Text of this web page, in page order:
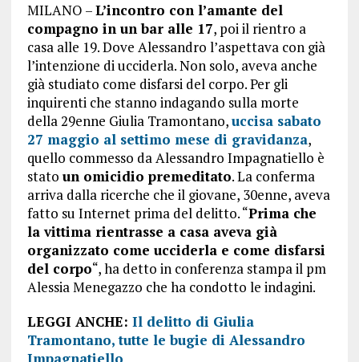
MILANO –L’incontro con l’amante del
compagno in un bar alle 17, poi il rientro a
casa alle 19. Dove Alessandro l’aspettava con già
l’intenzione di ucciderla. Non solo, aveva anche
già studiato come disfarsi del corpo. Per gli
inquirenti che stanno indagando sulla morte
della 29enne Giulia Tramontano,uccisa sabato
27 maggio al settimo mese di gravidanza,
quello commesso da Alessandro Impagnatiello è
stato un omicidio premeditato. La conferma
arriva dalla ricerche che il giovane, 30enne, aveva
fatto su Internet prima del delitto. “Prima che
la vittima rientrasse a casa aveva già
organizzato come ucciderla e come disfarsi
del corpo“, ha detto in conferenza stampa il pm
Alessia Menegazzo che ha condotto le indagini.
LEGGI ANCHE: Il delitto di Giulia
Tramontano, tutte le bugie di Alessandro